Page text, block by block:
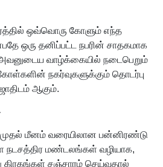
ஒவ்வொரு கோளும் எந்த
ஒரு தனிப்பட்ட நபரின் சாதகமாக
அவனுடைய வாழ்க்கையில் நடைபெறும்
நகர்வுகளுக்கும் தொடர்பு
ஆகும்.
முதல் மீனம் வரையிலான பன்னிரண்டு
நடசத்திர மண்டலங்கள் வழியாக,
கிரகங்கள் சஞ்சாரம் செய்வதால்